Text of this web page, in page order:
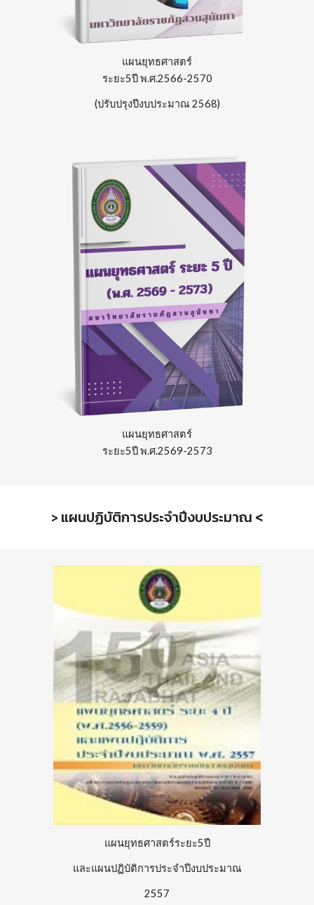
แผนยุทธศาสตร์
ระยะ5ปีพ.ศ.2566-2570
(ปรับปรุงปีงบประมาณ 2568)
แผนยุทธศาสตร์
ระยะ5ปีพ.ศ.2569-2573
> แผนปฏิบัติการประจำปีงบประมาณ <
แผนยุทธศาสตร์ระยะ5ปี
และแผนปฏิบัติการประจำปีงบประมาณ
2557